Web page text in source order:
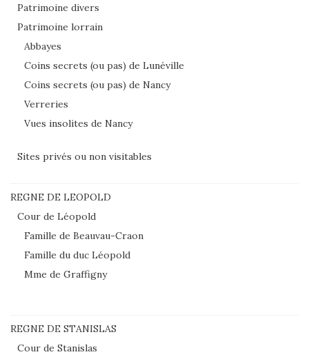
Patrimoine divers
Patrimoine lorrain
Abbayes
Coins secrets (ou pas) de Lunéville
Coins secrets (ou pas) de Nancy
Verreries
Vues insolites de Nancy
Sites privés ou non visitables
REGNE DE LEOPOLD
Cour de Léopold
Famille de Beauvau-Craon
Famille du duc Léopold
Mme de Graffigny
REGNE DE STANISLAS
Cour de Stanislas